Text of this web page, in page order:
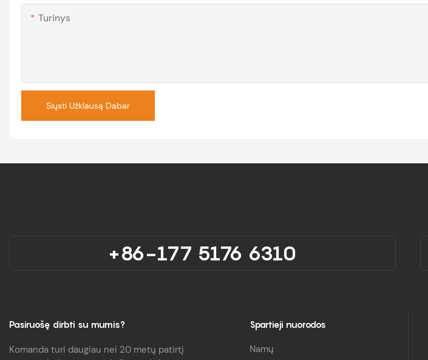
Turinys
Siųsti Užklausą Dabar
+86-177 5176 6310
Pasiruošę dirbti su mumis?
Komanda turi daugiau nei 20 metų patirtį
Spartieji nuorodos
Namų